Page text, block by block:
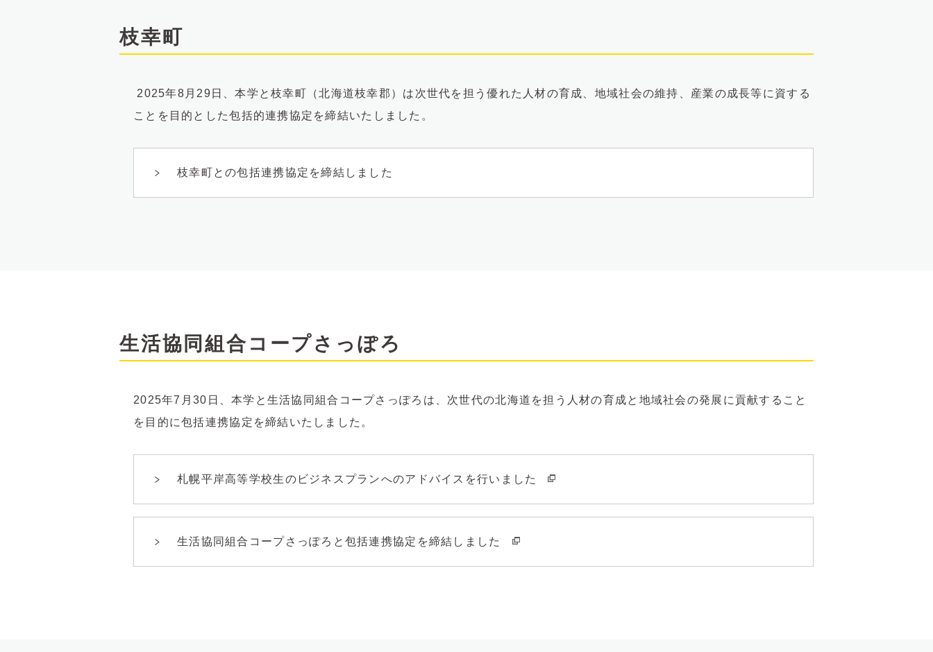
枝幸町
2025年8月29日、本学と枝幸町（北海道枝幸郡）は次世代を担う優れた人材の育成、地域社会の維持、産業の成長等に資する
ことを目的とした包括的連携協定を締結いたしました。
枝幸町との包括連携協定を締結しました
生活協同組合コープさっぽろ
2025年7月30日、本学と生活協同組合コープさっぽろは、次世代の北海道を担う人材の育成と地域社会の発展に貢献すること
を目的に包括連携協定を締結いたしました。
札幌平岸高等学校生のビジネスプランへのアドバイスを行いました
生活協同組合コープさっぽろと包括連携協定を締結しました